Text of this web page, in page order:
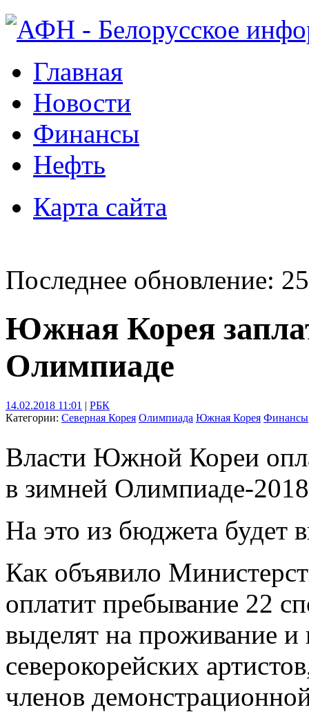
Главная
Новости
Финансы
Нефть
Карта сайта
Последнее обновление:
Южная Корея
Олимпиаде
14.02.2018 11:01 | РБК
Категории: Северная Корея Олимпиада Южная Корея Финансы
Власти Южной Кореи
в зимней Олимпиаде-
На это из бюджета будет
Как объявило
оплатит пребывание 22
выделят на проживание и
северокорейских
членов